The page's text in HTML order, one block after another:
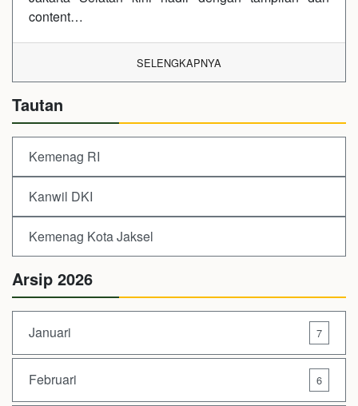
content…
SELENGKAPNYA
Tautan
Kemenag RI
Kanwil DKI
Kemenag Kota Jaksel
Arsip 2026
Januari 7
Februari 6